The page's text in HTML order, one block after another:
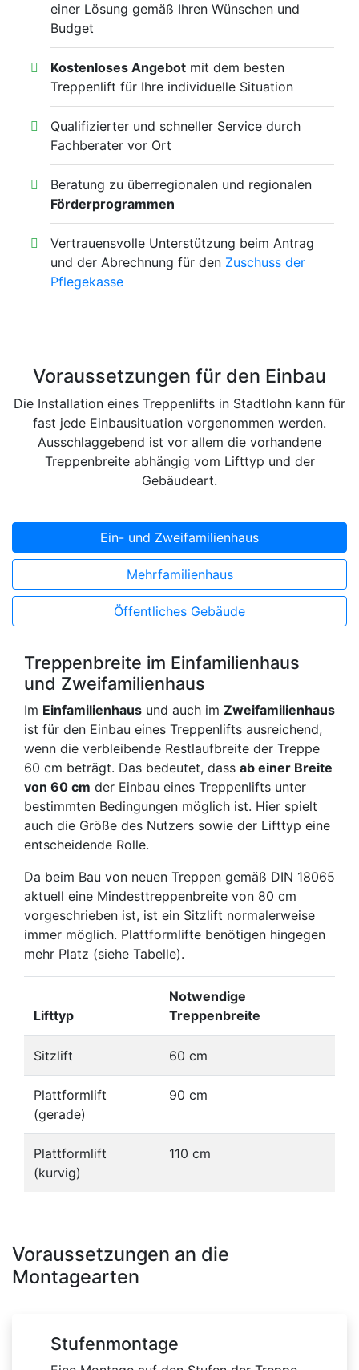
einer Lösung gemäß Ihren Wünschen und
Budget
Kostenloses Angebot mit dem besten
Treppenlift für Ihre individuelle Situation
Qualifizierter und schneller Service durch
Fachberater vor Ort
Beratung zu überregionalen und regionalen
Förderprogrammen
Vertrauensvolle Unterstützung beim Antrag
und der Abrechnung für den Zuschuss der
Pflegekasse
Voraussetzungen für den Einbau
Die Installation eines Treppenlifts in Stadtlohn kann für
fast jede Einbausituation vorgenommen werden.
Ausschlaggebend ist vor allem die vorhandene
Treppenbreite abhängig vom Lifttyp und der
Gebäudeart.
Ein- und Zweifamilienhaus
Mehrfamilienhaus
Öffentliches Gebäude
Treppenbreite im Einfamilienhaus
und Zweifamilienhaus
Im Einfamilienhaus und auch im Zweifamilienhaus
ist für den Einbau eines Treppenlifts ausreichend,
wenn die verbleibende Restlaufbreite der Treppe
60 cm beträgt. Das bedeutet, dass ab einer Breite
von 60 cm der Einbau eines Treppenlifts unter
bestimmten Bedingungen möglich ist. Hier spielt
auch die Größe des Nutzers sowie der Lifttyp eine
entscheidende Rolle.
Da beim Bau von neuen Treppen gemäß DIN 18065
aktuell eine Mindesttreppenbreite von 80 cm
vorgeschrieben ist, ist ein Sitzlift normalerweise
immer möglich. Plattformlifte benötigen hingegen
mehr Platz (siehe Tabelle).
Lifttyp
Notwendige
Treppenbreite
Sitzlift 60 cm
Plattformlift
(gerade)
90 cm
Plattformlift
(kurvig)
110 cm
Voraussetzungen an die
Montagearten
Stufenmontage